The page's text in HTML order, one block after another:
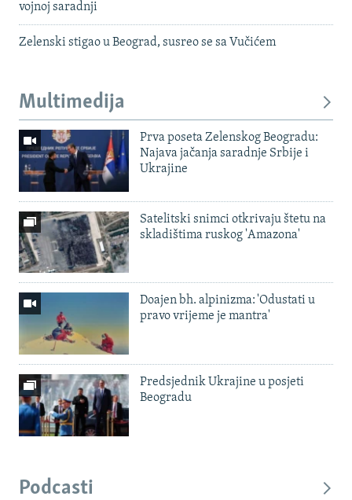
vojnoj saradnji
Zelenski stigao u Beograd, susreo se sa Vučićem
Multimedija
Prva poseta Zelenskog Beogradu:
Najava jačanja saradnje Srbije i
Ukrajine
Satelitski snimci otkrivaju štetu na
skladištima ruskog 'Amazona'
Doajen bh. alpinizma: 'Odustati u
pravo vrijeme je mantra'
Predsjednik Ukrajine u posjeti
Beogradu
Podcasti